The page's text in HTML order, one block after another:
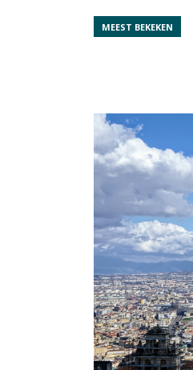
MEEST BEKEKEN